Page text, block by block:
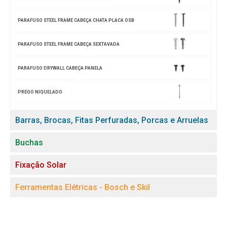
PARAFUSO STEEL FRAME CABEÇA CHATA PLACA OSB
PARAFUSO STEEL FRAME CABEÇA SEXTAVADA
PARAFUSO DRYWALL CABEÇA PANELA
PREGO NIQUELADO
Barras, Brocas, Fitas Perfuradas, Porcas e Arruelas
Buchas
Fixação Solar
Ferramentas Elétricas - Bosch e Skil